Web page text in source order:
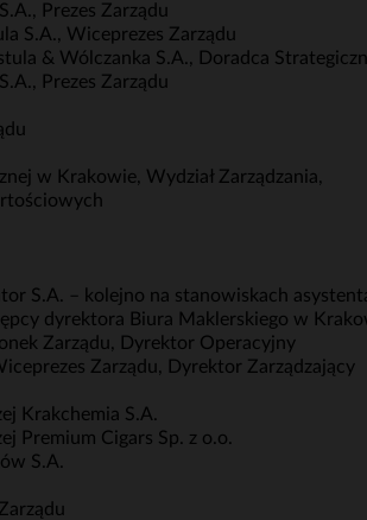
Prezes Zarządu
S.A., Wiceprezes Zarządu
& Wólczanka S.A., Doradca
Prezes Zarządu
w Krakowie, Wydział Zarządzania,
S.A. – kolejno na stanowiskach
dyrektora Biura Maklerskiego w
Zarządu, Dyrektor Operacyjny
Zarządu, Dyrektor Zarządzający
Krakchemia S.A.
Premium Cigars Sp. z o.o.
S.A.